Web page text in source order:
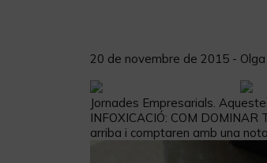
20 de novembre de 2015 -
Jornades Empresarials.
INFOXICACIÓ: COM
arriba i comptaren amb una